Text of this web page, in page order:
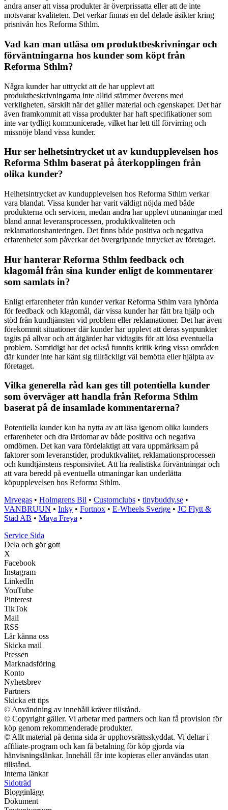
andra anser att vissa produkter är överprissatta eller att de inte
motsvarar kvaliteten. Det verkar finnas en del delade åsikter kring
prisnivån hos Reforma Sthlm.
Vad kan man utläsa om produktbeskrivningar och
förväntningarna hos kunder som köpt från
Reforma Sthlm?
Några kunder har uttryckt att de har upplevt att
produktbeskrivningarna inte alltid stämmer överens med
verkligheten, särskilt när det gäller material och egenskaper. Det har
även framkommit att vissa produkter har haft specifikationer som
inte var tydligt kommunicerade, vilket har lett till förvirring och
missnöje bland vissa kunder.
Hur ser helhetsintrycket ut av kundupplevelsen hos
Reforma Sthlm baserat på återkopplingen från
olika kunder?
Helhetsintrycket av kundupplevelsen hos Reforma Sthlm verkar
vara blandat. Vissa kunder har varit väldigt nöjda med både
produkterna och servicen, medan andra har upplevt utmaningar med
bland annat leveransprocessen, produktkvaliteten och
reklamationshanteringen. Det finns både positiva och negativa
erfarenheter som påverkar det övergripande intrycket av företaget.
Hur hanterar Reforma Sthlm feedback och
klagomål från sina kunder enligt de kommentarer
som samlats in?
Enligt erfarenheter från kunder verkar Reforma Sthlm vara lyhörda
för feedback och klagomål, där vissa kunder har fått bra hjälp och
stöd från kundtjänsten vid problem eller reklamationer. Det har även
förekommit situationer där kunder har upplevt att deras synpunkter
tagits på allvar och att åtgärder har vidtagits för att lösa eventuella
problem. Samtidigt har det också funnits kritik kring vissa områden
där kunder inte har känt sig tillräckligt väl bemötta eller hjälpta av
företaget.
Vilka generella råd kan ges till potentiella kunder
som överväger att handla från Reforma Sthlm
baserat på de insamlade kommentarerna?
Potentiella kunder kan ha nytta av att läsa igenom olika kunders
erfarenheter och dra lärdomar av både positiva och negativa
omdömen. Det kan vara fördelaktigt att vara uppmärksam på
faktorer som leveranstider, produktkvalitet, reklamationsprocessen
och kundtjänstens responsivitet. Att ha realistiska förväntningar och
att vara beredd på eventuella utmaningar kan underlätta
köpupplevelsen hos Reforma Sthlm.
Mrvegas • Holmgrens Bil • Customclubs • tinybuddy.se •
VANBRUUN • Inky • Fortnox • E-Wheels Sverige • JC Flytt &
Städ AB • Maya Freya •
Service Sida
Dela och gör gott
X
Facebook
Instagram
LinkedIn
YouTube
Pinterest
TikTok
Mail
RSS
Lär känna oss
Skicka mail
Pressen
Marknadsföring
Konto
Nyhetsbrev
Partners
Skicka ett tips
© Användning av innehåll kräver tillstånd.
© Copyright gäller. Vi arbetar med partners och kan få provision för
köp genom rekommenderade produkter.
© Allt material på denna sida är upphovsrättsskyddat. Vi deltar i
affiliate-program och kan få betalning för köp gjorda via
hänvisningslänkar. Innehåll får inte kopieras eller användas utan
tillstånd.
Interna länkar
Sidoträd
Blogginlägg
Dokument